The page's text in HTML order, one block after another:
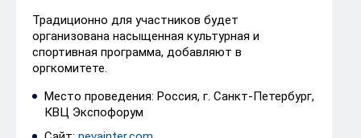
Традиционно для участников будет
организована насыщенная культурная и
спортивная программа, добавляют в
оргкомитете.
Место проведения: Россия, г. Санкт-Петербург,
КВЦ Экспофорум